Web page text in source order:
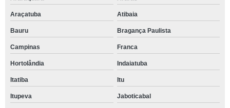
Araçatuba Atibaia
Bauru Bragança Paulista
Campinas Franca
Hortolândia Indaiatuba
Itatiba Itu
Itupeva Jaboticabal